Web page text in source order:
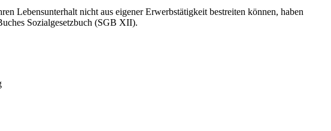
Lebensunterhalt nicht aus eigener Erwerbstätigkeit bestreiten können, haben
Sozialgesetzbuch (SGB XII).